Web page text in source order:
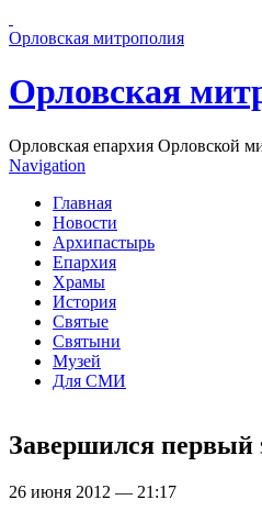
Орловская митрополия
Орловская
Орловская епархия Орловской
Navigation
Главная
Новости
Архипастырь
Епархия
Храмы
История
Святые
Святыни
Музей
Для СМИ
Завершился первый
26 июня 2012 — 21:17